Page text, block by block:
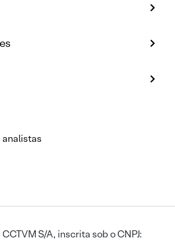
analistas
S/A, inscrita sob o CNPJ: